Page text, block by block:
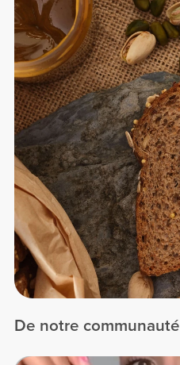
De notre communauté